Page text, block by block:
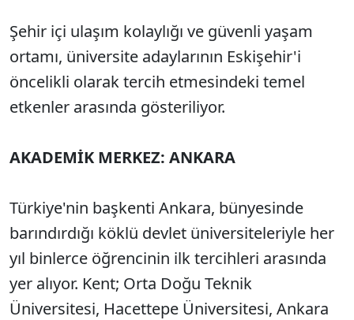
Şehir içi ulaşım kolaylığı ve güvenli yaşam
ortamı, üniversite adaylarının Eskişehir'i
öncelikli olarak tercih etmesindeki temel
etkenler arasında gösteriliyor.
AKADEMİK MERKEZ: ANKARA
Türkiye'nin başkenti Ankara, bünyesinde
barındırdığı köklü devlet üniversiteleriyle her
yıl binlerce öğrencinin ilk tercihleri arasında
yer alıyor. Kent; Orta Doğu Teknik
Üniversitesi, Hacettepe Üniversitesi, Ankara